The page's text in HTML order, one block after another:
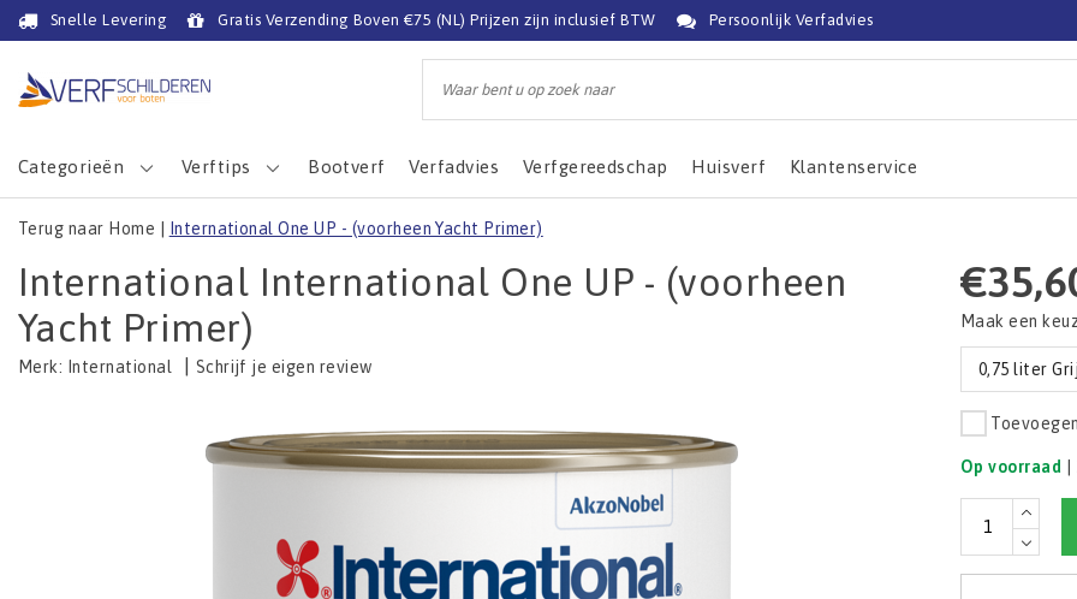
Snelle Levering Gratis Verzending Boven €75 (NL) Prijzen zijn inclusief BTW Persoonlijk Verfadvies
Categorieën Verftips Bootverf Verfadvies Verfgereedschap Huisverf Klantenservice
Terug naar Home International One UP - (voorheen Yacht Primer)
International International One UP - (voorheen
Yacht Primer)
Merk: International Schrijf je eigen review
Maak een
0,75 liter
Op voorraad